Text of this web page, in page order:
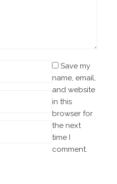
Save my
name, email,
and website
in this
browser for
the next
time I
comment.